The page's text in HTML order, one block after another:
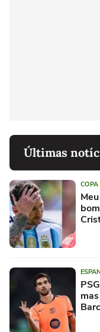
Últimas